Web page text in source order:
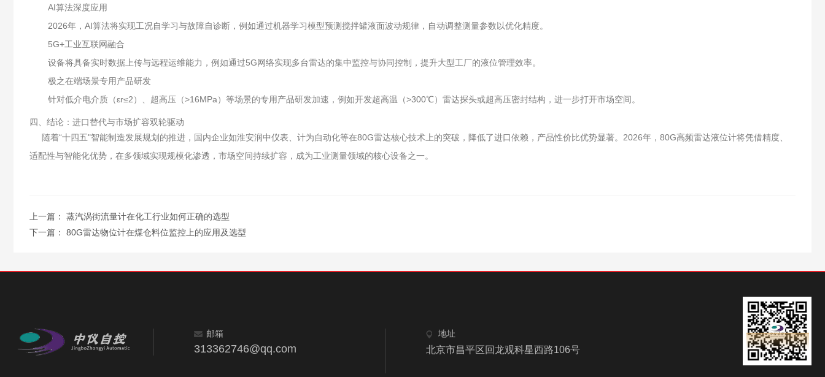
AI算法深度应用
2026年，AI算法将实现工况自学习与故障自诊断，例如通过机器学习模型预测搅拌罐液面波动规律，自动调整测量参数以优化精度。
5G+工业互联网融合
设备将具备实时数据上传与远程运维能力，例如通过5G网络实现多台雷达的集中监控与协同控制，提升大型工厂的液位管理效率。
极之在端场景专用产品研发
针对低介电介质（εr≤2）、超高压（>16MPa）等场景的专用产品研发加速，例如开发超高温（>300℃）雷达探头或超高压密封结构，进一步打开市场空间。
四、结论：进口替代与市场扩容双轮驱动
随着“十四五"智能制造发展规划的推进，国内企业如淮安润中仪表、计为自动化等在80G雷达核心技术上的突破，降低了进口依赖，产品性价比优势显著。2026年，80G高频雷达液位计将凭借精度、
适配性与智能化优势，在多领域实现规模化渗透，市场空间持续扩容，成为工业测量领域的核心设备之一。
上一篇： 蒸汽涡街流量计在化工行业如何正确的选型
下一篇： 80G雷达物位计在煤仓料位监控上的应用及选型
邮箱
313362746@qq.com
地址
北京市昌平区回龙观科星西路106号